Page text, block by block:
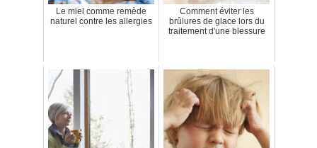
Le miel comme remède
naturel contre les allergies
Comment éviter les
brûlures de glace lors du
traitement d'une blessure